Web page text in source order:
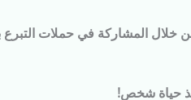
خلال المشاركة في حملات التبرع
حياة شخص!